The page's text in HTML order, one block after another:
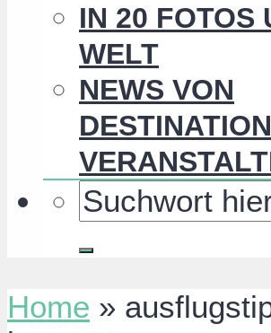
IN 20 FOTOS
WELT
NEWS VON
Home »